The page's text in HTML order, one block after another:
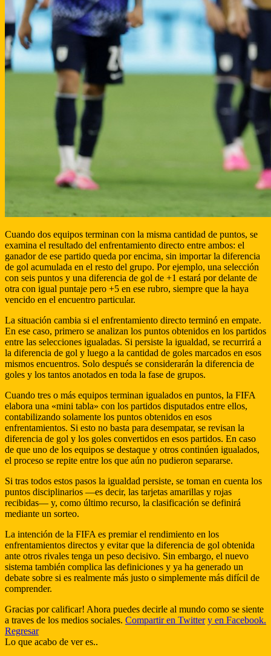
Cuando dos equipos terminan con la misma cantidad de puntos, se
examina el resultado del enfrentamiento directo entre ambos: el
ganador de ese partido queda por encima, sin importar la diferencia
de gol acumulada en el resto del grupo. Por ejemplo, una selección
con seis puntos y una diferencia de gol de +1 estará por delante de
otra con igual puntaje pero +5 en ese rubro, siempre que la haya
vencido en el encuentro particular.
La situación cambia si el enfrentamiento directo terminó en empate.
En ese caso, primero se analizan los puntos obtenidos en los partidos
entre las selecciones igualadas. Si persiste la igualdad, se recurrirá a
la diferencia de gol y luego a la cantidad de goles marcados en esos
mismos encuentros. Solo después se considerarán la diferencia de
goles y los tantos anotados en toda la fase de grupos.
Cuando tres o más equipos terminan igualados en puntos, la FIFA
elabora una «mini tabla» con los partidos disputados entre ellos,
contabilizando solamente los puntos obtenidos en esos
enfrentamientos. Si esto no basta para desempatar, se revisan la
diferencia de gol y los goles convertidos en esos partidos. En caso
de que uno de los equipos se destaque y otros continúen igualados,
el proceso se repite entre los que aún no pudieron separarse.
Si tras todos estos pasos la igualdad persiste, se toman en cuenta los
puntos disciplinarios —es decir, las tarjetas amarillas y rojas
recibidas— y, como último recurso, la clasificación se definirá
mediante un sorteo.
La intención de la FIFA es premiar el rendimiento en los
enfrentamientos directos y evitar que la diferencia de gol obtenida
ante otros rivales tenga un peso decisivo. Sin embargo, el nuevo
sistema también complica las definiciones y ya ha generado un
debate sobre si es realmente más justo o simplemente más difícil de
comprender.
Gracias por calificar! Ahora puedes decirle al mundo como se siente
a traves de los medios sociales. Compartir en Twitter y en Facebook.
Regresar
Lo que acabo de ver es..